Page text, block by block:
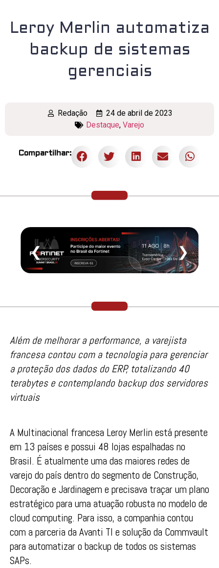
Leroy Merlin automatiza
backup de sistemas
gerenciais
Redação
24 de abril de 2023
Destaque, Varejo
Compartilhar:
❮ ❯
Além de melhorar a performance, a varejista
francesa contou com a tecnologia para gerenciar
a proteção dos dados do ERP, totalizando 40
terabytes e contemplando backup dos servidores
virtuais
A Multinacional francesa Leroy Merlin está presente
em 13 países e possui 48 lojas espalhadas no
Brasil. É atualmente uma das maiores redes de
varejo do país dentro do segmento de Construção,
Decoração e Jardinagem e precisava traçar um plano
estratégico para uma atuação robusta no modelo de
cloud computing. Para isso, a companhia contou
com a parceria da Avanti TI e solução da Commvault
para automatizar o backup de todos os sistemas
SAPs.